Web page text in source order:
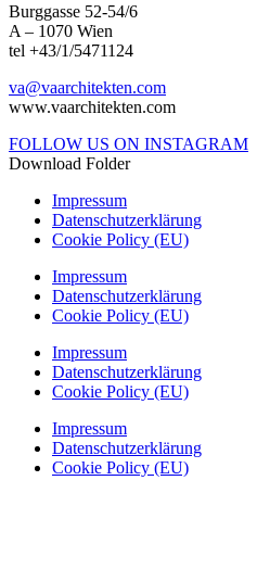
Burggasse 52-54/6
A – 1070 Wien
tel +43/1/5471124
va@vaarchitekten.com
www.vaarchitekten.com
FOLLOW US ON INSTAGRAM
Download Folder
Impressum
Datenschutzerklärung
Cookie Policy (EU)
Impressum
Datenschutzerklärung
Cookie Policy (EU)
Impressum
Datenschutzerklärung
Cookie Policy (EU)
Impressum
Datenschutzerklärung
Cookie Policy (EU)